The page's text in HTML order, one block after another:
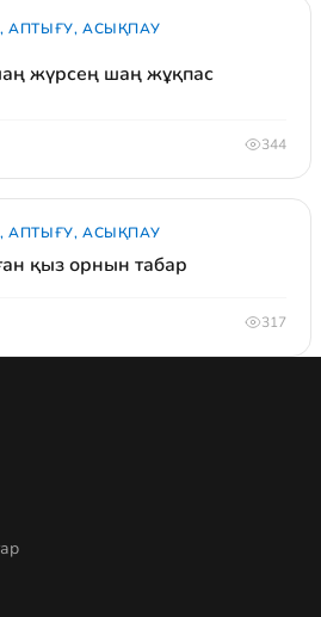
АПТЫҒУ, АСЫҚПАУ
жүрсең шаң жұқпас
344
АПТЫҒУ, АСЫҚПАУ
қыз орнын табар
317